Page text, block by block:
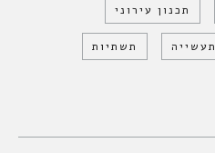
תכנון עירוני
תעשייה תשתיות